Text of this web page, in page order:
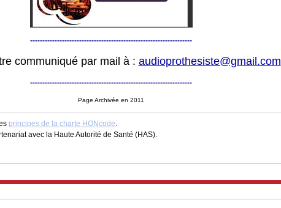
------------------------------------------------------------------
communiqué par mail à : audioprothesiste@gmail.com
------------------------------------------------------------------
Page Archivée en 2011
principes de la charte HONcode
avec la Haute Autorité de Santé (HAS).